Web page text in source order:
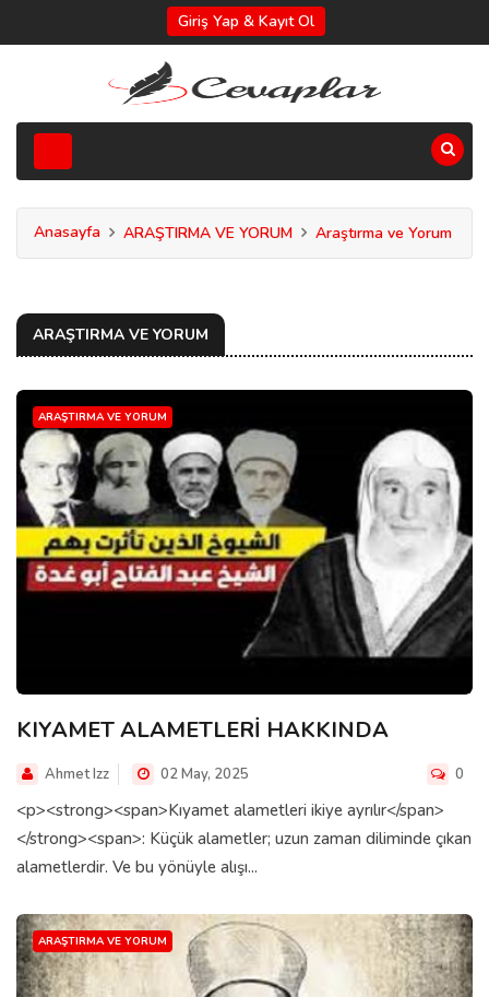
Giriş Yap & Kayıt Ol
Anasayfa ARAŞTIRMA VE YORUM Araştırma ve Yorum
ARAŞTIRMA VE YORUM
ARAŞTIRMA VE YORUM
KIYAMET ALAMETLERİ HAKKINDA
Ahmet Izz 02 May, 2025 0
<p><strong><span>Kıyamet alametleri ikiye ayrılır</span>
</strong><span>: Küçük alametler; uzun zaman diliminde çıkan
alametlerdir. Ve bu yönüyle alışı...
ARAŞTIRMA VE YORUM